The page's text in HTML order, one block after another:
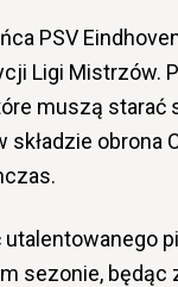
PSV
Ligi Mistrzów.
muszą
składzie obrona
sezonie,